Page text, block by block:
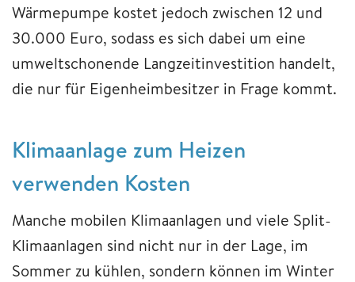
Wärmepumpe kostet jedoch zwischen 12 und
30.000 Euro, sodass es sich dabei um eine
umweltschonende Langzeitinvestition handelt,
die nur für Eigenheimbesitzer in Frage kommt.
Klimaanlage zum Heizen
verwenden Kosten
Manche mobilen Klimaanlagen und viele Split-
Klimaanlagen sind nicht nur in der Lage, im
Sommer zu kühlen, sondern können im Winter